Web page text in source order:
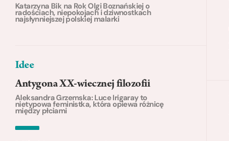
Katarzyna Bik na Rok Olgi Boznańskiej o
radościach, niepokojach i dziwnostkach
najsłynniejszej polskiej malarki
Idee
Antygona XX-wiecznej filozofii
Aleksandra Grzemska: Luce Irigaray to
nietypowa feministka, która opiewa różnicę
między płciami